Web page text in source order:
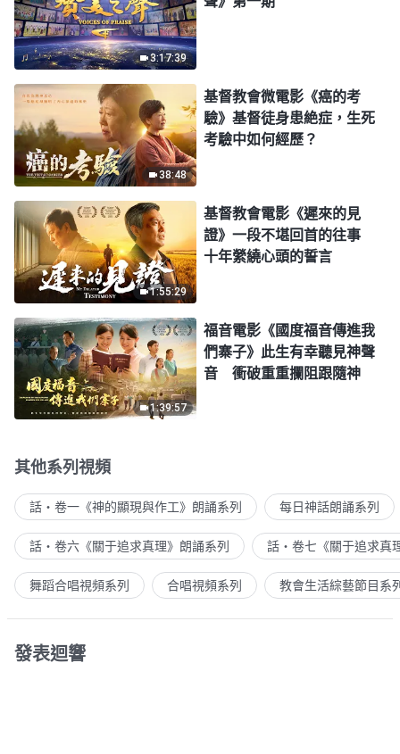
3:17:39
38:48
基督教會微電影《癌的考
驗》基督徒身患絶症，生死
考驗中如何經歷？
1:55:29
基督教會電影《遲來的見
證》一段不堪回首的往事
十年縈繞心頭的誓言
1:39:57
福音電影《國度福音傳進我
們寨子》此生有幸聽見神聲
音 衝破重重攔阻跟隨神
其他系列視頻
話・卷一《神的顯現與作工》朗誦系列 每日神話朗誦系列
話・卷六《關于追求真理》朗誦系列 話・卷七《關于追求真
舞蹈合唱視頻系列 合唱視頻系列 教會生活綜藝節目系
發表迴響